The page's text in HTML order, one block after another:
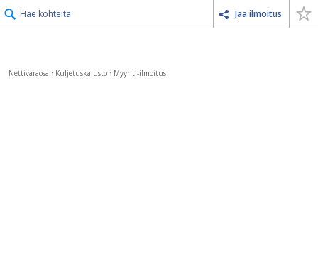
Hae kohteita Jaa ilmoitus
Nettivaraosa › Kuljetuskalusto › Myynti-ilmoitus